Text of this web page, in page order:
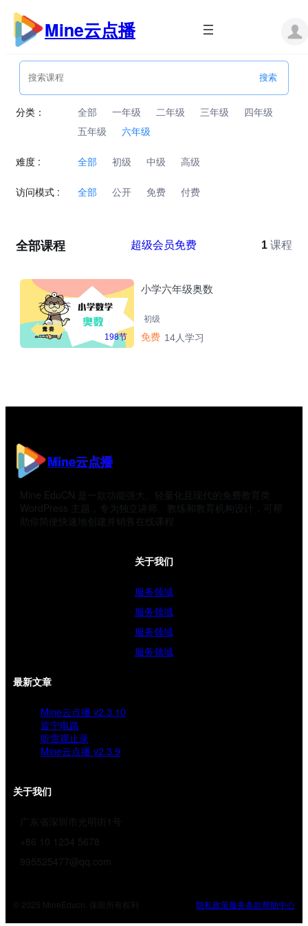
跳
内
Mine云点播
分类： 全部 一年级 二年级 三年级
四年级
五年级
六年级
难度 : 全部 初级 中级 高级
访问模式 : 全部 公开 免费 付费
全部课程 超级会员免费 1 课程
198节
小学六年级奥数
初级
免费 14人学习
Mine云点播
Mine EduCN 是一款功能强大、轻量化且现代的免费教育类
WordPress 主题，专为独立讲师、教练和教育机构设计，可帮
助你简便快速地创建并销售在线课程
关于我们
服务领域
服务领域
服务领域
服务领域
最新文章
Mine云点播 v2.3.10
皆宁电路
听雷观止录
Mine云点播 v2.3.9
关于我们
广东省深圳市光明街1号
+86 10 1234 5678
995525477@qq.com
© 2025 MineEducn. 保留所有权利 隐私政策服务条款帮助中心